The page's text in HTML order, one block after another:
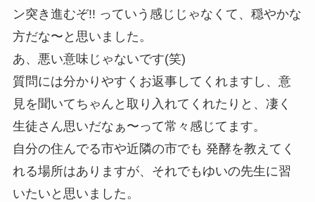
ン突き進むぞ!! っていう感じじゃなくて、穏やかな
方だな〜と思いました。
あ、悪い意味じゃないです(笑)
質問には分かりやすくお返事してくれますし、意
見を聞いてちゃんと取り入れてくれたりと、凄く
生徒さん思いだなぁ〜って常々感じてます。
自分の住んでる市や近隣の市でも 発酵を教えてく
れる場所はありますが、それでも ゆいの先生に習
いたい と思いました。